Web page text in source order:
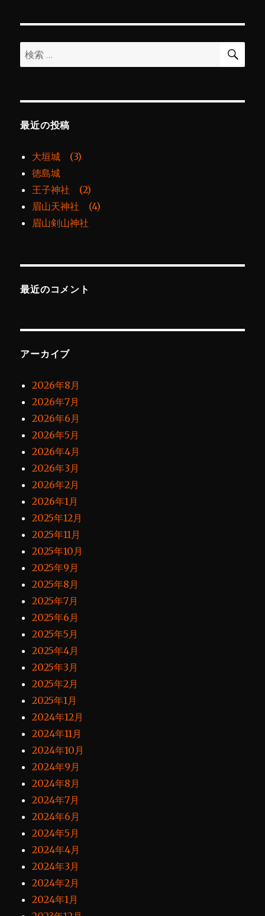
ン
検
索:
検
最近の投稿
大垣城 (3)
徳島城
王子神社 (2)
眉山天神社 (4)
眉山剣山神社
最近のコメント
アーカイブ
2026年8月
2026年7月
2026年6月
2026年5月
2026年4月
2026年3月
2026年2月
2026年1月
2025年12月
2025年11月
2025年10月
2025年9月
2025年8月
2025年7月
2025年6月
2025年5月
2025年4月
2025年3月
2025年2月
2025年1月
2024年12月
2024年11月
2024年10月
2024年9月
2024年8月
2024年7月
2024年6月
2024年5月
2024年4月
2024年3月
2024年2月
2024年1月